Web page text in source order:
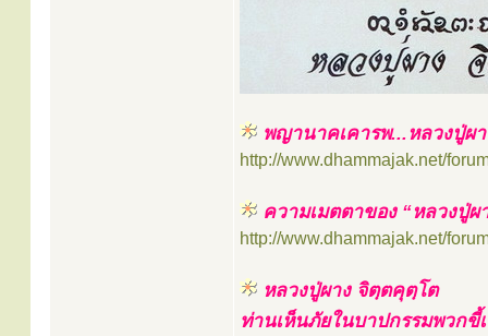
พญานาคเคารพ...หลวงปู่ผ
http://www.dhammajak.net/
ความเมตตาของ “หลวงปู่
http://www.dhammajak.net/
หลวงปู่ผาง จิตฺตคุตฺโต
ท่านเห็นภัยในบาปกรรมพวกขี้